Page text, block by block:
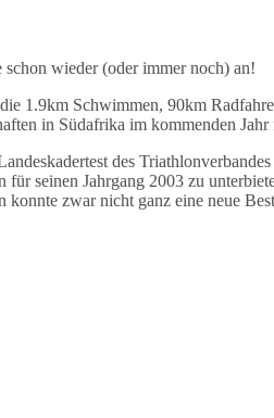
schon wieder (oder immer noch) an!
Schwimmen, 90km
in Südafrika im kommenden Jahr
des
seinen Jahrgang 2003 zu
zwar nicht ganz eine neue